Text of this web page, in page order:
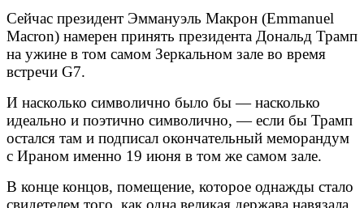
Сейчас президент Эммануэль Макрон (Emmanuel
Macron) намерен принять президента Дональд Трамп
на ужине в том самом Зеркальном зале во время
встречи G7.
И насколько символично было бы — насколько
идеально и поэтично символично, — если бы Трамп
остался там и подписал окончательный меморандум
с Ираном именно 19 июня в том же самом зале.
В конце концов, помещение, которое однажды стало
свидетелем того, как одна великая держава навязала